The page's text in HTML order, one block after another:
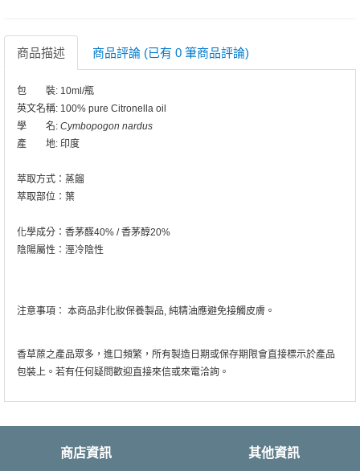
商品描述 商品評論 (已有 0 筆商品評論)
包 裝: 10ml/瓶
英文名稱: 100% pure Citronella oil
學 名: Cymbopogon nardus
產 地: 印度
萃取方式：蒸餾
萃取部位：葉
化學成分：香茅醛40% / 香茅醇20%
陰陽屬性：溼冷陰性
注意事項： 本商品非化妝保養製品, 純精油應避免接觸皮膚。
香草蒝之產品眾多，進口頻繁，所有製造日期或保存期限會直接標示於產品
包裝上。若有任何疑問歡迎直接來信或來電洽詢。
商店資訊 其他資訊